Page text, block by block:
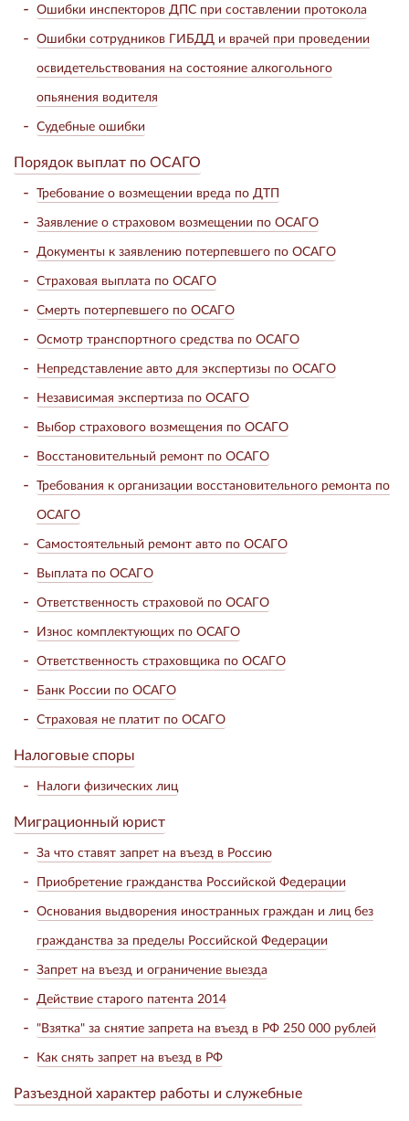
Ошибки инспекторов ДПС при составлении протокола
Ошибки сотрудников ГИБДД и врачей при проведении
освидетельствования на состояние алкогольного
опьянения водителя
Судебные ошибки
Порядок выплат по ОСАГО
Требование о возмещении вреда по ДТП
Заявление о страховом возмещении по ОСАГО
Документы к заявлению потерпевшего по ОСАГО
Страховая выплата по ОСАГО
Смерть потерпевшего по ОСАГО
Осмотр транспортного средства по ОСАГО
Непредставление авто для экспертизы по ОСАГО
Независимая экспертиза по ОСАГО
Выбор страхового возмещения по ОСАГО
Восстановительный ремонт по ОСАГО
Требования к организации восстановительного ремонта по
ОСАГО
Самостоятельный ремонт авто по ОСАГО
Выплата по ОСАГО
Ответственность страховой по ОСАГО
Износ комплектующих по ОСАГО
Ответственность страховщика по ОСАГО
Банк России по ОСАГО
Страховая не платит по ОСАГО
Налоговые споры
Налоги физических лиц
Миграционный юрист
За что ставят запрет на въезд в Россию
Приобретение гражданства Российской Федерации
Основания выдворения иностранных граждан и лиц без
гражданства за пределы Российской Федерации
Запрет на въезд и ограничение выезда
Действие старого патента 2014
"Взятка" за снятие запрета на въезд в РФ 250 000 рублей
Как снять запрет на въезд в РФ
Разъездной характер работы и служебные